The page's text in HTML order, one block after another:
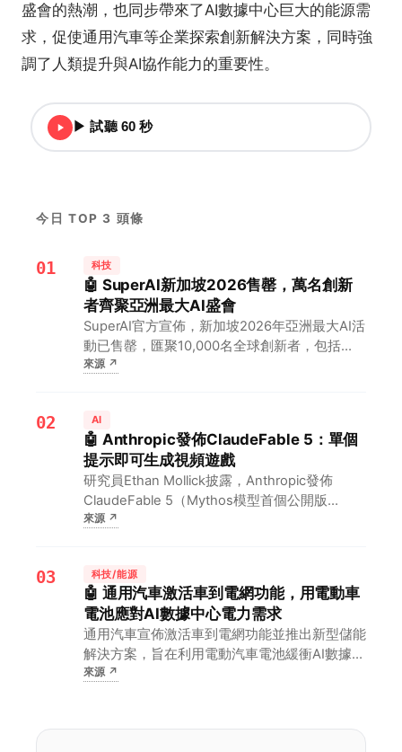
盛會的熱潮，也同步帶來了AI數據中心巨大的能源需
求，促使通用汽車等企業探索創新解決方案，同時強
調了人類提升與AI協作能力的重要性。
▶ 試聽 60 秒
今日 TOP 3 頭條
01 科技
🤖 SuperAI新加坡2026售罄，萬名創新
者齊聚亞洲最大AI盛會
SuperAI官方宣佈，新加坡2026年亞洲最大AI活
動已售罄，匯聚10,000名全球創新者，包括
DeepMind、Cerebras、Mistral AI和MiniMax
來源↗
02 AI
🤖 Anthropic發佈ClaudeFable 5：單個
提示即可生成視頻遊戲
研究員Ethan Mollick披露，Anthropic發佈
ClaudeFable 5（Mythos模型首個公開版
本），其性能優於其他公開模型，僅需單個提示
來源↗
03 科技/能源
🤖 通用汽車激活車到電網功能，用電動車
電池應對AI數據中心電力需求
通用汽車宣佈激活車到電網功能並推出新型儲能
解決方案，旨在利用電動汽車電池緩衝AI數據中
心的電力需求增長。對數據中心運營商和電網公
發電設施的依賴。
來源↗